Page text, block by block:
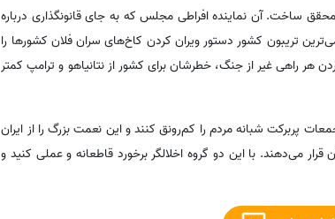
ساخت. آن نماینده افراطی مجلس که به جای قانونگذاری درباره
تریبون کشور دستور ویران کردن کاخ‌های سران فلان کشورها را
راهی غیر از جنگ، خطرشان برای کشور از نتانیاهو و ترامپ کمتر
پربرکت شبانه مردم را کم‌رونق کنند و این نعمت بزرگ را از ایران
می‌دهند. با این دو گروه اخلالگر برخورد قاطعانه و عملی کنید و